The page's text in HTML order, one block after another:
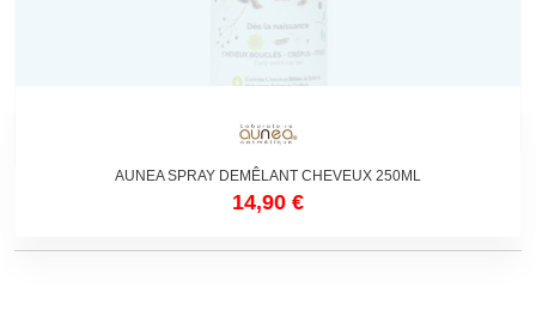
AUNEA SPRAY DEMÊLANT CHEVEUX 250ML
14,90 €